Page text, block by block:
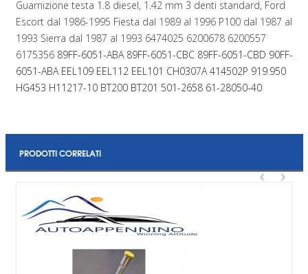
Guarnizione testa 1.8 diesel, 1.42 mm 3 denti standard, Ford
Escort dal 1986-1995 Fiesta dal 1989 al 1996 P100 dal 1987 al
1993 Sierra dal 1987 al 1993 6474025 6200678 6200557
6175356 89FF-6051-ABA 89FF-6051-CBC 89FF-6051-CBD 90FF-
6051-ABA EEL109 EEL112 EEL101 CH0307A 414502P 919.950
HG453 H11217-10 BT200 BT201 501-2658 61-28050-40
PRODOTTI CORRELATI
‹ ›